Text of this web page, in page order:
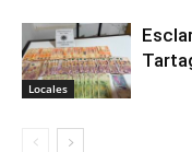
Locales